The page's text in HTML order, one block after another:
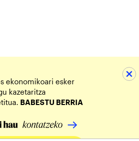
ekonomikoari esker
kazetaritza
BABESTU BERRIA